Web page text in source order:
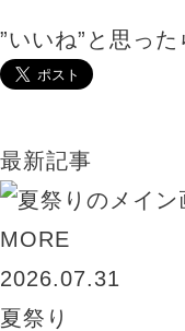
”いいね”と思っ
最新記事
MORE
2026.07.31
夏祭り